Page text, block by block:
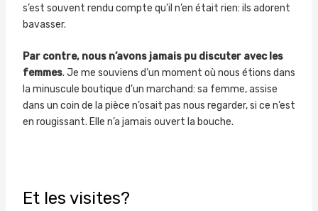
s’est souvent rendu compte qu’il n’en était rien: ils adorent
bavasser.
Par contre, nous n’avons jamais pu discuter avec les
femmes. Je me souviens d’un moment où nous étions dans
la minuscule boutique d’un marchand: sa femme, assise
dans un coin de la pièce n’osait pas nous regarder, si ce n’est
en rougissant. Elle n’a jamais ouvert la bouche.
Et les visites?